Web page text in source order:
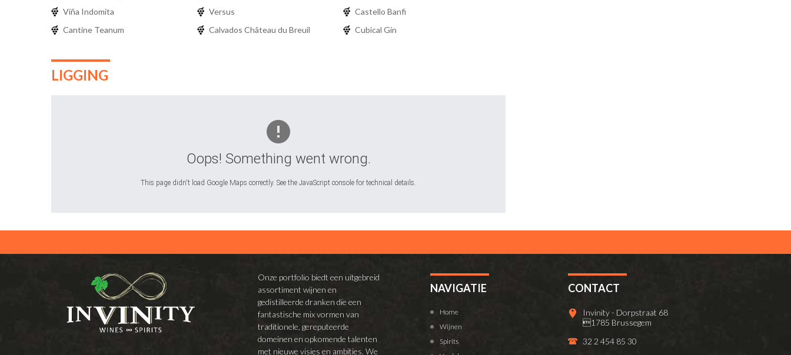
Viña Indomita
Versus
Castello Banfi
Cantine Teanum
Calvados Château du Breuil Cubical Gin
LIGGING
Oops! Something went wrong.
This page didn't load Google Maps correctly. See the JavaScript console for technical details.
Onze portfolio biedt een uitgebreid
assortiment wijnen en
gedistilleerde dranken die een
fantastische mix vormen van
traditionele, gereputeerde
domeinen en opkomende talenten
met nieuwe visies en ambities. We
NAVIGATIE
Home
Wijnen
Spirits
CONTACT
Invinity - Dorpstraat 68
1785 Brussegem
32 2 454 85 30